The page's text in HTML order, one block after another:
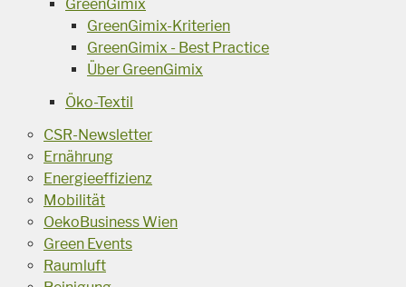
GreenGimix
GreenGimix-Kriterien
GreenGimix - Best Practice
Über GreenGimix
Öko-Textil
CSR-Newsletter
Ernährung
Energieeffizienz
Mobilität
OekoBusiness Wien
Green Events
Raumluft